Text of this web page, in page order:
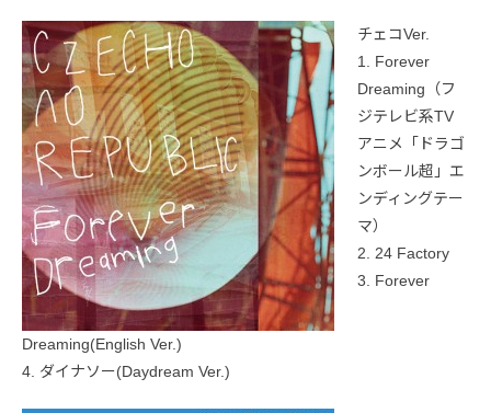
チェコVer.
1. Forever
Dreaming（フ
ジテレビ系TV
アニメ「ドラゴ
ンボール超」エ
ンディングテー
マ）
2. 24 Factory
3. Forever
Dreaming(English Ver.)
4. ダイナソー(Daydream Ver.)